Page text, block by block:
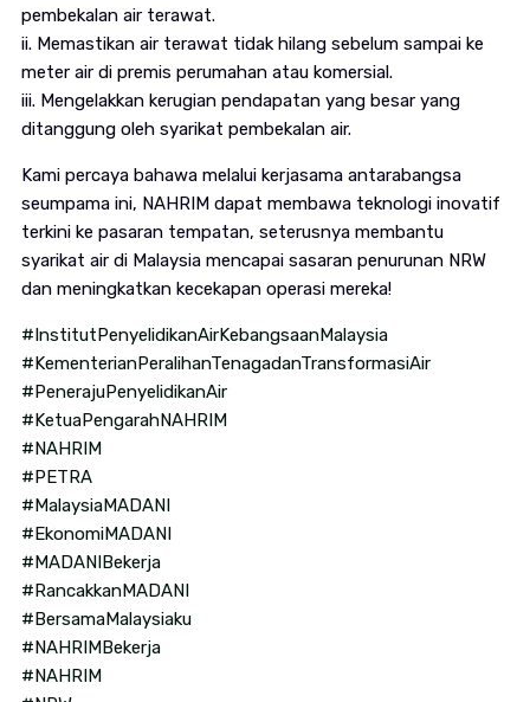
pembekalan air terawat.
ii. Memastikan air terawat tidak hilang sebelum sampai ke
meter air di premis perumahan atau komersial.
iii. Mengelakkan kerugian pendapatan yang besar yang
ditanggung oleh syarikat pembekalan air.
Kami percaya bahawa melalui kerjasama antarabangsa
seumpama ini, NAHRIM dapat membawa teknologi inovatif
terkini ke pasaran tempatan, seterusnya membantu
syarikat air di Malaysia mencapai sasaran penurunan NRW
dan meningkatkan kecekapan operasi mereka!
#InstitutPenyelidikanAirKebangsaanMalaysia
#KementerianPeralihanTenagadanTransformasiAir
#PenerajuPenyelidikanAir
#KetuaPengarahNAHRIM
#NAHRIM
#PETRA
#MalaysiaMADANI
#EkonomiMADANI
#MADANIBekerja
#RancakkanMADANI
#BersamaMalaysiaku
#NAHRIMBekerja
#NAHRIM